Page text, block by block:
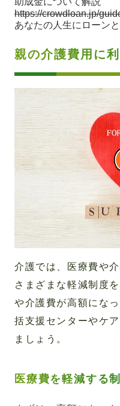
https://crowdloan.jp/
あなたの人生にローン
親の介護費用に
介護では、医療費や
さまざまな軽減制度
や介護費が高額にな
括支援センターやケ
ましょう。
医療費を軽減する